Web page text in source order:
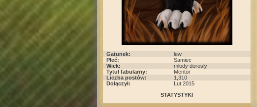
Gatunek:
lew
Płeć:
Samiec
Wiek:
młody dorosły
Tytuł fabularny:
Mentor
Liczba postów:
1,310
Dołączył:
Lut 2015
STATYSTYKI